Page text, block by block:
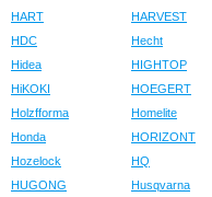
HART
HARVEST
HDC
Hecht
Hidea
HIGHTOP
HiKOKI
HOEGERT
Holzfforma
Homelite
Honda
HORIZONT
Hozelock
HQ
HUGONG
Husqvarna